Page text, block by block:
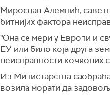
Мирослав Алемпић,
битнијих фактора
"Она се мери у Европи и
ЕУ или било која друга
неисправности кочионих
Из Министарства
возила морати да